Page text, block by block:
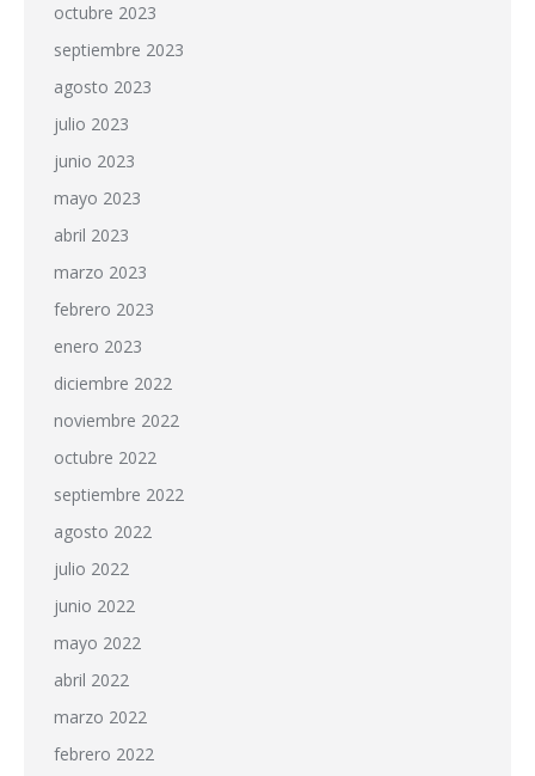
octubre 2023
septiembre 2023
agosto 2023
julio 2023
junio 2023
mayo 2023
abril 2023
marzo 2023
febrero 2023
enero 2023
diciembre 2022
noviembre 2022
octubre 2022
septiembre 2022
agosto 2022
julio 2022
junio 2022
mayo 2022
abril 2022
marzo 2022
febrero 2022